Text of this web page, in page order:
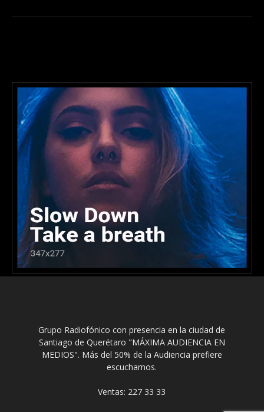
Grupo Radiofónico con presencia en la ciudad de
Santiago de Querétaro "MÁXIMA AUDIENCIA EN
MEDIOS". Más del 50% de la Audiencia prefiere
escucharnos.
Ventas: 227 33 33